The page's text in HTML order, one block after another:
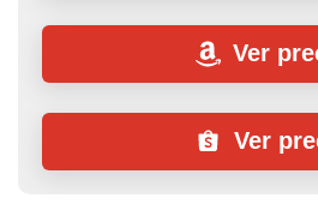
Ver
Ver